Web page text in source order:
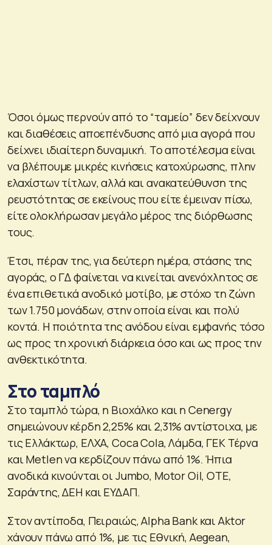
Όσοι όμως περνούν από το “ταμείο” δεν δείχνουν
και διαθέσεις αποεπένδυσης από μια αγορά που
δείχνει ιδιαίτερη δυναμική. Το αποτέλεσμα είναι
να βλέπουμε μικρές κινήσεις κατοχύρωσης, πλην
ελαχίστων τίτλων, αλλά και ανακατεύθυνση της
ρευστότητας σε εκείνους που είτε έμειναν πίσω,
είτε ολοκλήρωσαν μεγάλο μέρος της διόρθωσης
τους.
Έτσι, πέραν της, για δεύτερη ημέρα, στάσης της
αγοράς, ο ΓΔ φαίνεται να κινείται ανενόχλητος σε
ένα επιθετικά ανοδικό μοτίβο, με στόχο τη ζώνη
των 1.750 μονάδων, στην οποία είναι και πολύ
κοντά. Η ποιότητα της ανόδου είναι εμφανής τόσο
ως προς τη χρονική διάρκεια όσο και ως προς την
ανθεκτικότητα.
Στο ταμπλό
Στο ταμπλό τώρα, η Βιοχάλκο και η Cenergy
σημειώνουν κέρδη 2,25% και 2,31% αντίστοιχα, με
τις Ελλάκτωρ, ΕΛΧΑ, Coca Cola, Λάμδα, ΓΕΚ Τέρνα
και Metlen να κερδίζουν πάνω από 1%. Ήπια
ανοδικά κινούνται οι Jumbo, Motor Oil, ΟΤΕ,
Σαράντης, ΔΕΗ και ΕΥΔΑΠ.
Στον αντίποδα, Πειραιώς, Alpha Bank και Aktor
χάνουν πάνω από 1%, με τις Εθνική, Aegean,